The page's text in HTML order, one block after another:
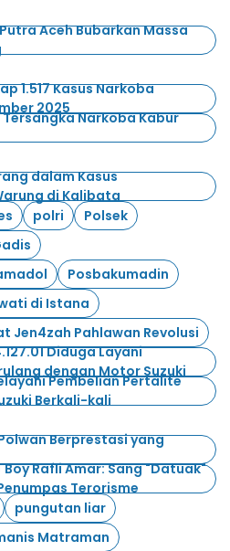
Aceh Bubarkan Massa
1.517 Kasus Narkoba
2025
Narkoba Kabur
dalam Kasus
di Kalibata
polri
Polsek
Posbakumadin
di Istana
Jen4zah Pahlawan Revolusi
Diduga Layani
dengan Motor Suzuki
Pembelian Pertalite
Berkali-kali
Berprestasi yang
Rafli Amar: Sang "Datuak"
Terorisme
pungutan liar
Matraman